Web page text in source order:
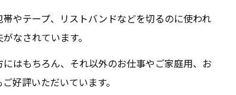
やテープ、リストバンドなどを切るのに使われ
なされています。
はもちろん、それ以外のお仕事やご家庭用、お
好評いただいています。